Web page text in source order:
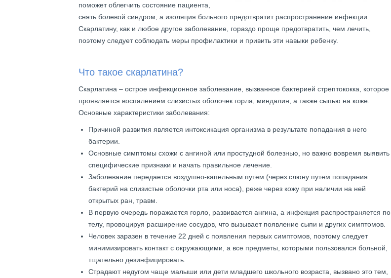
поможет облегчить состояние пациента,
снять болевой синдром, а изоляция больного предотвратит распространение инфекции.
Скарлатину, как и любое другое заболевание, гораздо проще предотвратить, чем лечить,
поэтому следует соблюдать меры профилактики и привить эти навыки ребенку.
Что такое скарлатина?
Скарлатина – острое инфекционное заболевание, вызванное бактерией стрептококка, которое
проявляется воспалением слизистых оболочек горла, миндалин, а также сыпью на коже.
Основные характеристики заболевания:
Причиной развития является интоксикация организма в результате попадания в него
бактерии.
Основные симптомы схожи с ангиной или простудной болезнью, но важно вовремя выявить
специфические признаки и начать правильное лечение.
Заболевание передается воздушно-капельным путем (через слюну путем попадания
бактерий на слизистые оболочки рта или носа), реже через кожу при наличии на ней
открытых ран, травм.
В первую очередь поражается горло, развивается ангина, а инфекция распространяется по
телу, провоцируя расширение сосудов, что вызывает появление сыпи и других симптомов.
Человек заразен в течение 22 дней с появления первых симптомов, поэтому следует
минимизировать контакт с окружающими, а все предметы, которыми пользовался больной,
тщательно дезинфицировать.
Страдают недугом чаще малыши или дети младшего школьного возраста, вызвано это тем,